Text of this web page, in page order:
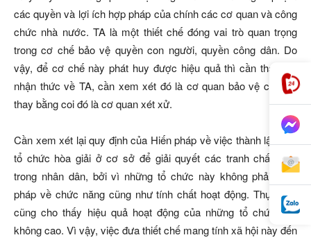
các quyền và lợi ích hợp pháp của chính các cơ quan và công
chức nhà nước. TA là một thiết chế đóng vai trò quan trọng
trong cơ chế bảo vệ quyền con người, quyền công dân. Do
vậy, để cơ chế này phát huy được hiệu quả thì cần thay đổi
nhận thức về TA, cần xem xét đó là cơ quan bảo vệ công lý
thay bằng coi đó là cơ quan xét xử.
Cần xem xét lại quy định của Hiến pháp về việc thành lập các
tổ chức hòa giải ở cơ sở để giải quyết các tranh chấp nhỏ
trong nhân dân, bởi vì những tổ chức này không phải là tư
pháp về chức năng cũng như tính chất hoạt động. Thực tiễn
cũng cho thấy hiệu quả hoạt động của những tổ chức này
không cao. Vì vậy, việc đưa thiết chế mang tính xã hội này đến